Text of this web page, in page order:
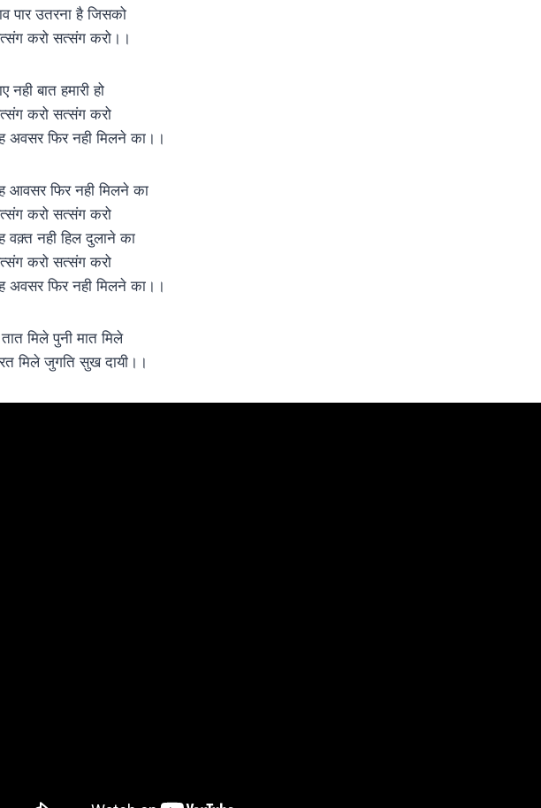
पार उतरना है जिसको
करो सत्संग करो।।
नही बात हमारी हो
करो सत्संग करो
अवसर फिर नही मिलने का।।
आवसर फिर नही मिलने का
करो सत्संग करो
वक़्त नही हिल दुलाने का
करो सत्संग करो
अवसर फिर नही मिलने का।।
मिले पुनी मात मिले
मिले जुगति सुख दायी।।